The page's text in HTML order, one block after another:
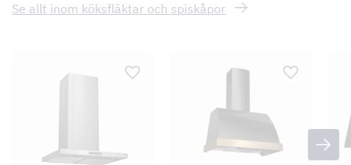
Se allt inom köksfläktar och spiskåpor